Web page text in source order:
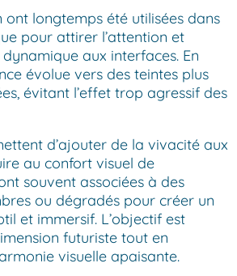
ont longtemps été utilisées dans
pour attirer l’attention et
aux interfaces. En
évolue vers des teintes plus
évitant l’effet trop agressif des
d’ajouter de la vivacité aux
au confort visuel de
souvent associées à des
ou dégradés pour créer un
et immersif. L’objectif est
futuriste tout en
visuelle apaisante.